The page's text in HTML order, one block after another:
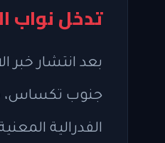
تدخل نواب
بعد انتشار
جنوب تكساس، من
الفدرالية